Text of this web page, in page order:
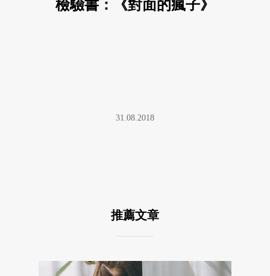
檢驗書：《對面的瘋子》
31.08.2018
推薦文章